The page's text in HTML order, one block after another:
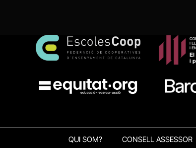
QUI SOM? CONSELL ASSESSOR